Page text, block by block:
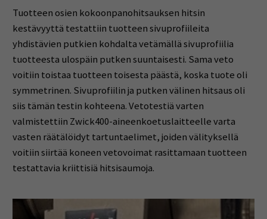
Tuotteen osien kokoonpanohitsauksen hitsin
kestävyyttä testattiin tuotteen sivuprofiileita
yhdistävien putkien kohdalta vetämällä sivuprofiilia
tuotteesta ulospäin putken suuntaisesti. Sama veto
voitiin toistaa tuotteen toisesta päästä, koska tuote oli
symmetrinen. Sivuprofiilin ja putken välinen hitsaus oli
siis tämän testin kohteena. Vetotestiä varten
valmistettiin Zwick400-aineenkoetuslaitteelle varta
vasten räätälöidyt tartuntaelimet, joiden välityksellä
voitiin siirtää koneen vetovoimat rasittamaan tuotteen
testattavia kriittisiä hitsisaumoja.